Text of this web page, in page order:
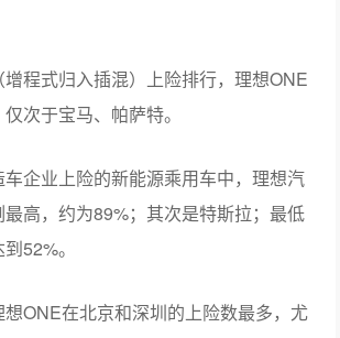
程式归入插混）上险排行，理想ONE
次于宝马、帕萨特。
企业上险的新能源乘用车中，理想汽
高，约为89%；其次是特斯拉；最低
52%。
ONE在北京和深圳的上险数最多，尤